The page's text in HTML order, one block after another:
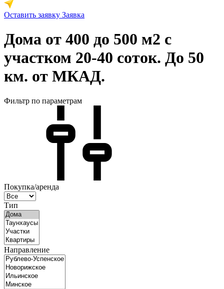
Оставить заявку Заявка
Дома от 400 до 500 м2 с
участком 20-40 соток. До 50
км. от МКАД.
Фильтр по параметрам
Покупка/аренда
Тип
Направление